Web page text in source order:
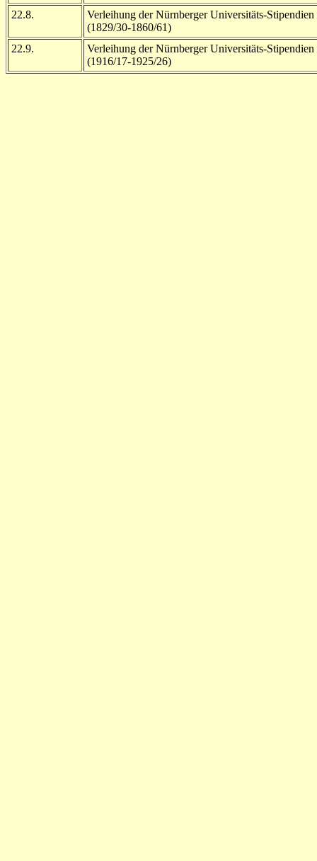
22.8.
Verleihung der Nürnberger Universitäts-Stipendien
(1829/30-1860/61)
22.9.
Verleihung der Nürnberger Universitäts-Stipendien
(1916/17-1925/26)